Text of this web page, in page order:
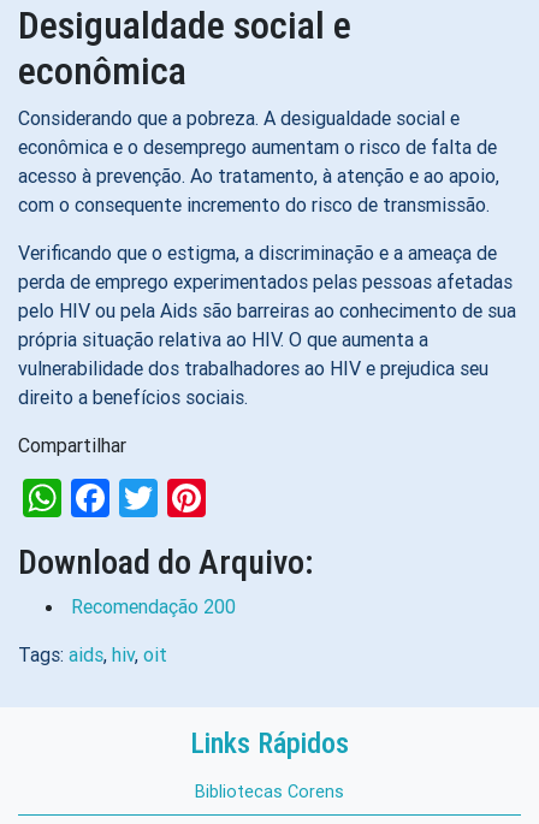
Desigualdade social e
econômica
Considerando que a pobreza. A desigualdade social e
econômica e o desemprego aumentam o risco de falta de
acesso à prevenção. Ao tratamento, à atenção e ao apoio,
com o consequente incremento do risco de transmissão.
Verificando que o estigma, a discriminação e a ameaça de
perda de emprego experimentados pelas pessoas afetadas
pelo HIV ou pela Aids são barreiras ao conhecimento de sua
própria situação relativa ao HIV. O que aumenta a
vulnerabilidade dos trabalhadores ao HIV e prejudica seu
direito a benefícios sociais.
Compartilhar
WhatsApp
Facebook
Twitter
Download do Arquivo:
Recomendação 200
Tags: aids, hiv, oit
Links Rápidos
Bibliotecas Corens